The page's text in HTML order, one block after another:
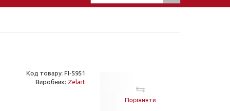
Код товару: FI-5951
Виробник: Zelart
Порівняти